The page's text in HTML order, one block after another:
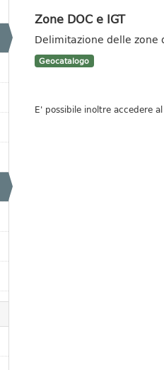
Zone DOC e IGT
Delimitazione delle zone
Geocatalogo
E' possibile inoltre accedere